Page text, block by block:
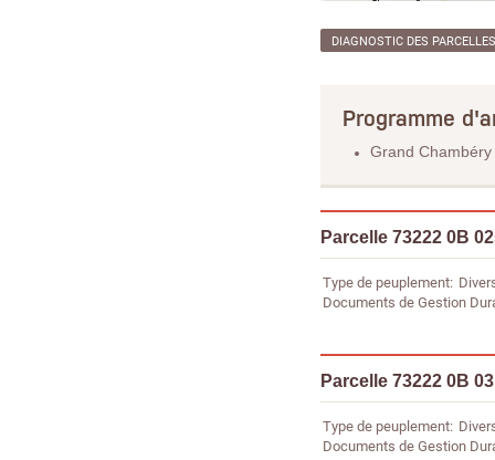
DIAGNOSTIC DES PARCELLES
Programme
Grand Chambéry
Parcelle 73222 0B
Type de peuplement
Documents de Gestion
Parcelle 73222 0B
Type de peuplement
Documents de Gestion